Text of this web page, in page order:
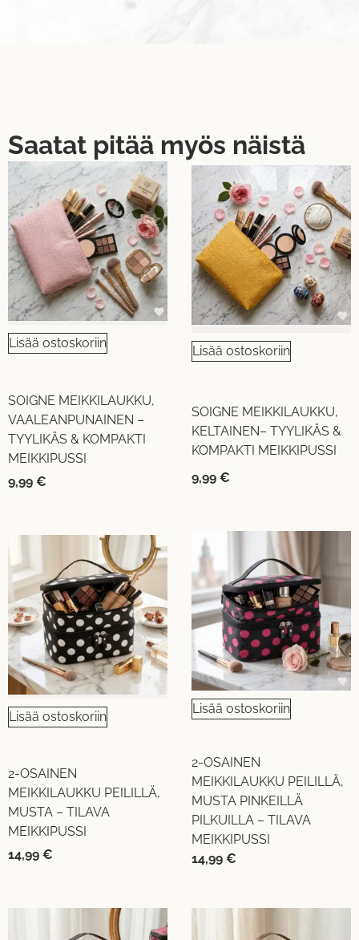
Saatat pitää myös näistä
Lisää ostoskoriin
SOIGNE MEIKKILAUKKU,
VAALEANPUNAINEN –
TYYLIKÄS & KOMPAKTI
MEIKKIPUSSI
9,99 €
Lisää ostoskoriin
SOIGNE MEIKKILAUKKU,
KELTAINEN– TYYLIKÄS &
KOMPAKTI MEIKKIPUSSI
9,99 €
Lisää ostoskoriin
2-OSAINEN
MEIKKILAUKKU PEILILLÄ,
MUSTA – TILAVA
MEIKKIPUSSI
14,99 €
Lisää ostoskoriin
2-OSAINEN
MEIKKILAUKKU PEILILLÄ,
MUSTA PINKEILLÄ
PILKUILLA – TILAVA
MEIKKIPUSSI
14,99 €